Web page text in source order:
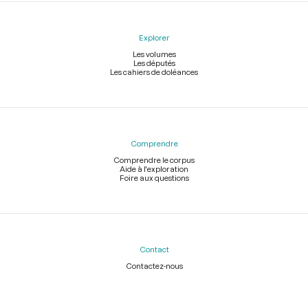
Explorer
Les volumes
Les députés
Les cahiers de doléances
Comprendre
Comprendre le corpus
Aide à l'exploration
Foire aux questions
Contact
Contactez-nous